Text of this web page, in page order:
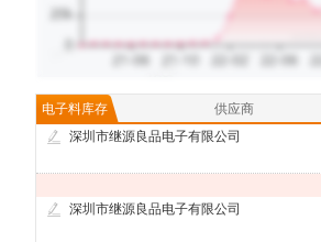
电子料库存 供应商
深圳市继源良品电子有限公司
深圳市继源良品电子有限公司